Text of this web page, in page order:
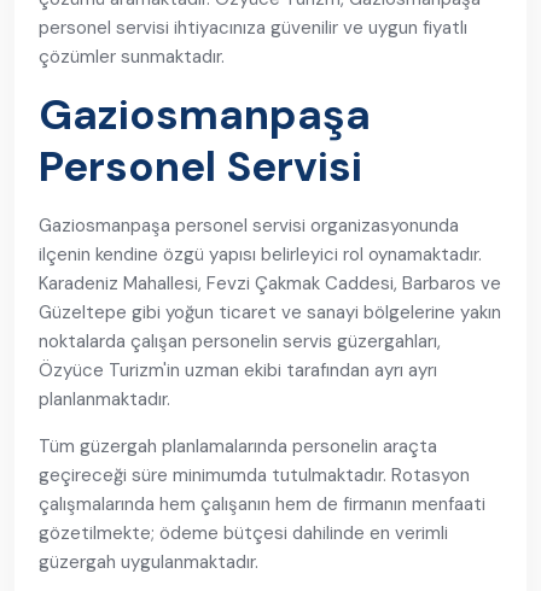
personel servisi ihtiyacınıza güvenilir ve uygun fiyatlı
çözümler sunmaktadır.
Gaziosmanpaşa
Personel Servisi
Gaziosmanpaşa personel servisi organizasyonunda
ilçenin kendine özgü yapısı belirleyici rol oynamaktadır.
Karadeniz Mahallesi, Fevzi Çakmak Caddesi, Barbaros ve
Güzeltepe gibi yoğun ticaret ve sanayi bölgelerine yakın
noktalarda çalışan personelin servis güzergahları,
Özyüce Turizm'in uzman ekibi tarafından ayrı ayrı
planlanmaktadır.
Tüm güzergah planlamalarında personelin araçta
geçireceği süre minimumda tutulmaktadır. Rotasyon
çalışmalarında hem çalışanın hem de firmanın menfaati
gözetilmekte; ödeme bütçesi dahilinde en verimli
güzergah uygulanmaktadır.